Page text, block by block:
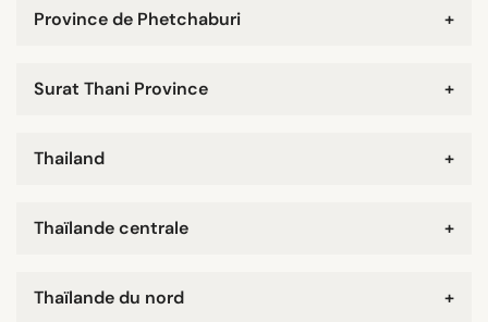
+
Province de Phetchaburi
+
Surat Thani Province
+
Thailand
+
Thaïlande centrale
+
Thaïlande du nord